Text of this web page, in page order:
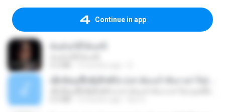
Continue in app